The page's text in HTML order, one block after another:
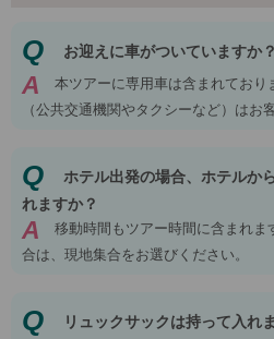
Q お迎えに車がついていますか？
A
本ツアーに専用車は含まれており
（公共交通機関やタクシーなど）はお
Q
ホテル出発の場合、ホテルか
れますか？
A
移動時間もツアー時間に含まれま
合は、現地集合をお選びください。
Q リュックサックは持って入れ